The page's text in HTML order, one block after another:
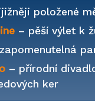
položené
– pěší výlet k
– přírodní
ker